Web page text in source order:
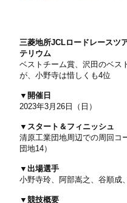
三菱地所JCLロードレースツ
テリウム
ベストチーム賞、沢田のベス
が、小野寺は惜しくも4位
▼開催日
2023年3月26日（日）
▼スタート＆フィニッシュ
清原工業団地周辺での周回コ
団地14）
▼出場選手
小野寺玲、阿部嵩之、谷順成
▼競技概要